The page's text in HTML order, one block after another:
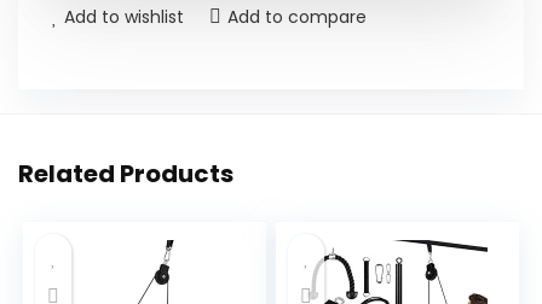
Add to wishlist Add to compare
Related Products